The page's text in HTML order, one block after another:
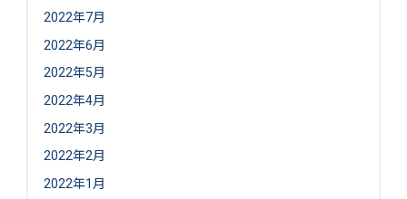
2022年7月
2022年6月
2022年5月
2022年4月
2022年3月
2022年2月
2022年1月